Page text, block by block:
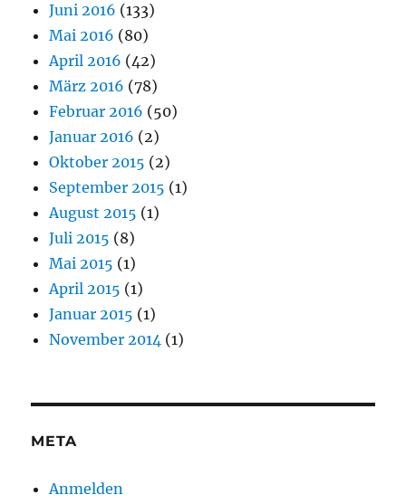
Juni 2016 (133)
Mai 2016 (80)
April 2016 (42)
März 2016 (78)
Februar 2016 (50)
Januar 2016 (2)
Oktober 2015 (2)
September 2015 (1)
August 2015 (1)
Juli 2015 (8)
Mai 2015 (1)
April 2015 (1)
Januar 2015 (1)
November 2014 (1)
META
Anmelden